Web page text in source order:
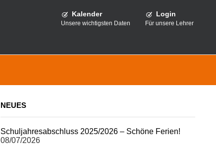
Login
Für unsere Lehrer
Kalender
Unsere wichtigsten Daten
NEUES
Schuljahresabschluss 2025/2026 – Schöne Ferien!
08/07/2026